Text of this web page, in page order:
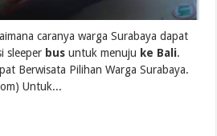
caranya warga Surabaya dapat
sleeper bus untuk menuju ke Bali.
Berwisata Pilihan Warga Surabaya.
Untuk...